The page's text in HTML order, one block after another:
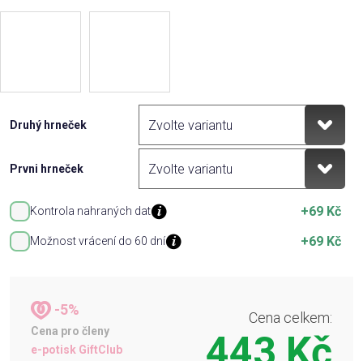
Druhý hrneček
Prvni hrneček
Kontrola nahraných dat +69 Kč
Možnost vrácení do 60 dní +69 Kč
-5%
Cena pro členy
e-potisk GiftClub
Cena celkem: